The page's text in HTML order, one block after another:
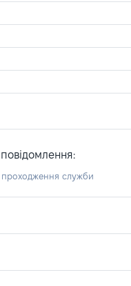
проходження служби